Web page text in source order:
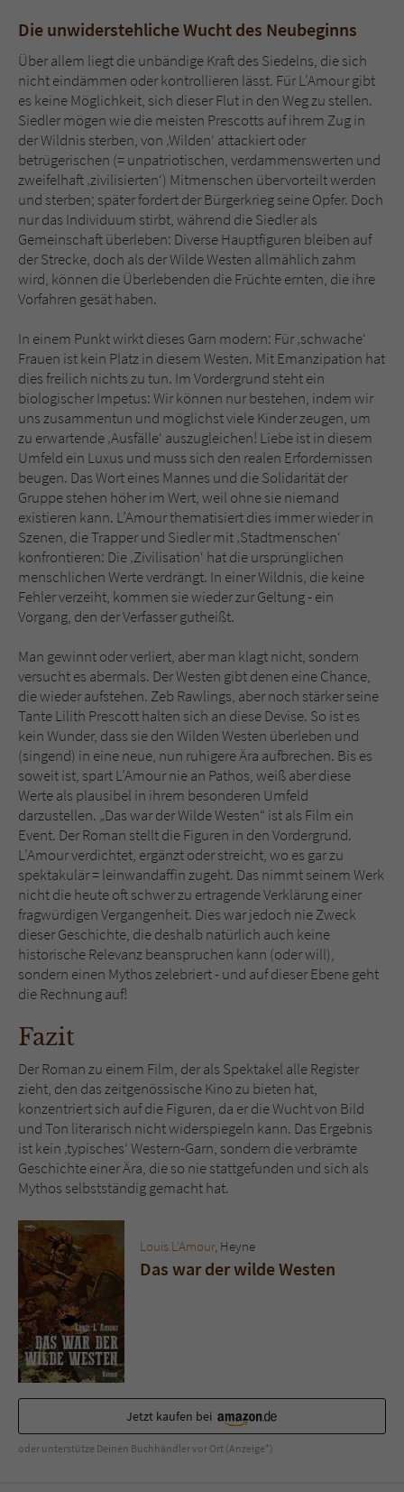
Die unwiderstehliche Wucht des Neubeginns
Über allem liegt die unbändige Kraft des Siedelns, die sich
nicht eindämmen oder kontrollieren lässt. Für L’Amour gibt
es keine Möglichkeit, sich dieser Flut in den Weg zu stellen.
Siedler mögen wie die meisten Prescotts auf ihrem Zug in
der Wildnis sterben, von ‚Wilden‘ attackiert oder
betrügerischen (= unpatriotischen, verdammenswerten und
zweifelhaft ‚zivilisierten‘) Mitmenschen übervorteilt werden
und sterben; später fordert der Bürgerkrieg seine Opfer. Doch
nur das Individuum stirbt, während die Siedler als
Gemeinschaft überleben: Diverse Hauptfiguren bleiben auf
der Strecke, doch als der Wilde Westen allmählich zahm
wird, können die Überlebenden die Früchte ernten, die ihre
Vorfahren gesät haben.
In einem Punkt wirkt dieses Garn modern: Für ‚schwache‘
Frauen ist kein Platz in diesem Westen. Mit Emanzipation hat
dies freilich nichts zu tun. Im Vordergrund steht ein
biologischer Impetus: Wir können nur bestehen, indem wir
uns zusammentun und möglichst viele Kinder zeugen, um
zu erwartende ‚Ausfälle‘ auszugleichen! Liebe ist in diesem
Umfeld ein Luxus und muss sich den realen Erfordernissen
beugen. Das Wort eines Mannes und die Solidarität der
Gruppe stehen höher im Wert, weil ohne sie niemand
existieren kann. L’Amour thematisiert dies immer wieder in
Szenen, die Trapper und Siedler mit ‚Stadtmenschen‘
konfrontieren: Die ‚Zivilisation‘ hat die ursprünglichen
menschlichen Werte verdrängt. In einer Wildnis, die keine
Fehler verzeiht, kommen sie wieder zur Geltung - ein
Vorgang, den der Verfasser gutheißt.
Man gewinnt oder verliert, aber man klagt nicht, sondern
versucht es abermals. Der Westen gibt denen eine Chance,
die wieder aufstehen. Zeb Rawlings, aber noch stärker seine
Tante Lilith Prescott halten sich an diese Devise. So ist es
kein Wunder, dass sie den Wilden Westen überleben und
(singend) in eine neue, nun ruhigere Ära aufbrechen. Bis es
soweit ist, spart L’Amour nie an Pathos, weiß aber diese
Werte als plausibel in ihrem besonderen Umfeld
darzustellen. „Das war der Wilde Westen“ ist als Film ein
Event. Der Roman stellt die Figuren in den Vordergrund.
L’Amour verdichtet, ergänzt oder streicht, wo es gar zu
spektakulär = leinwandaffin zugeht. Das nimmt seinem Werk
nicht die heute oft schwer zu ertragende Verklärung einer
fragwürdigen Vergangenheit. Dies war jedoch nie Zweck
dieser Geschichte, die deshalb natürlich auch keine
historische Relevanz beanspruchen kann (oder will),
sondern einen Mythos zelebriert - und auf dieser Ebene geht
die Rechnung auf!
Fazit
Der Roman zu einem Film, der als Spektakel alle Register
zieht, den das zeitgenössische Kino zu bieten hat,
konzentriert sich auf die Figuren, da er die Wucht von Bild
und Ton literarisch nicht widerspiegeln kann. Das Ergebnis
ist kein ‚typisches‘ Western-Garn, sondern die verbrämte
Geschichte einer Ära, die so nie stattgefunden und sich als
Mythos selbstständig gemacht hat.
Louis L'Amour, Heyne
Das war der wilde Westen
Jetzt kaufen bei
oder unterstütze Deinen Buchhändler vor Ort (Anzeige*)